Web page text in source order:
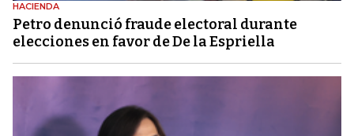
HACIENDA
Petro denunció fraude electoral durante
elecciones en favor de De la Espriella